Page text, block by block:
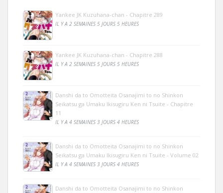
Yankee JK Kuzuhana-chan - Chapitre 289
IL Y A 2 SEMAINES 5 JOURS 5 HEURES
Yankee JK Kuzuhana-chan - Chapitre 288
IL Y A 2 SEMAINES 5 JOURS 5 HEURES
Danshi da to Omotteita Osanajimi to no Shinkon
Seikatsu ga Umaku Ikisugiru Ken ni Tsuite - Chapitre
11
IL Y A 4 SEMAINES 3 JOURS 4 HEURES
Danshi da to Omotteita Osanajimi to no Shinkon
Seikatsu ga Umaku Ikisugiru Ken ni Tsuite - Volume 02
IL Y A 4 SEMAINES 3 JOURS 4 HEURES
Danshi da to Omotteita Osanajimi to no Shinkon